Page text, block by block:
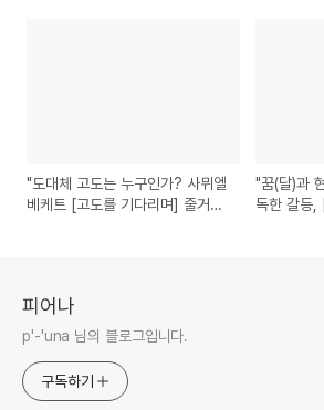
"도대체 고도는 누구인가? 사뮈엘
베케트 [고도를 기다리며] 줄거리
"꿈(달)과
독한 갈등,
피어나
p'-'una 님의 블로그입니다.
구독하기